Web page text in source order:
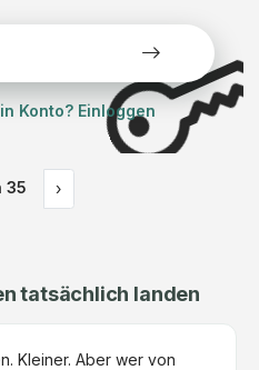
Konto? Einloggen
35 ›
tatsächlich landen
Kleiner. Aber wer von